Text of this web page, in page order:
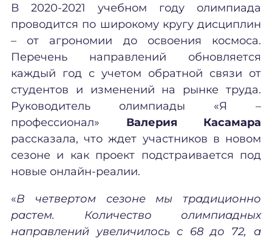
В 2020-2021 учебном году олимпиада
проводится по широкому кругу дисциплин
– от агрономии до освоения космоса.
Перечень направлений обновляется
каждый год с учетом обратной связи от
студентов и изменений на рынке труда.
Руководитель олимпиады «Я –
профессионал» Валерия Касамара
рассказала, что ждет участников в новом
сезоне и как проект подстраивается под
новые онлайн-реалии.
«В четвертом сезоне мы традиционно
растем. Количество олимпиадных
направлений увеличилось с 68 до 72, а